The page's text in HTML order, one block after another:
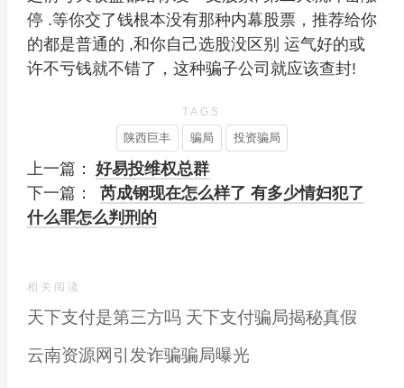
停 .等你交了钱根本没有那种内幕股票，推荐给你
的都是普通的 ,和你自己选股没区别 运气好的或
许不亏钱就不错了，这种骗子公司就应该查封!
TAGS
陕西巨丰 骗局 投资骗局
上一篇： 好易投维权总群
下一篇：
芮成钢现在怎么样了 有多少情妇犯了
什么罪怎么判刑的
相关阅读
天下支付是第三方吗 天下支付骗局揭秘真假
云南资源网引发诈骗骗局曝光